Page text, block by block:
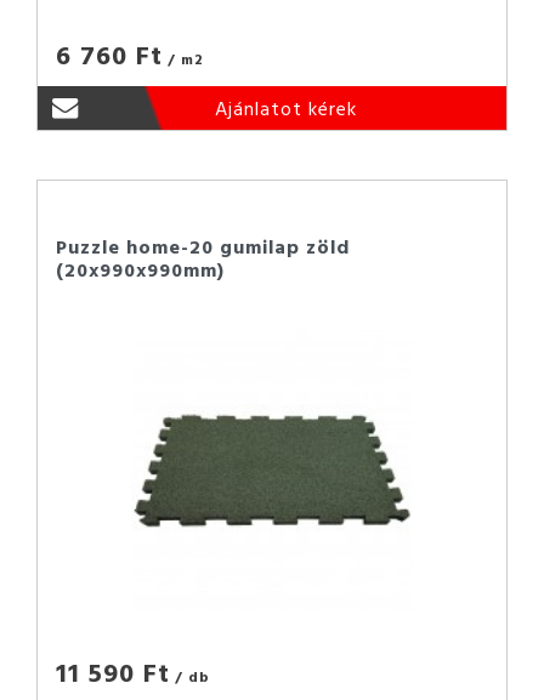
6 760 Ft / m2
Ajánlatot kérek
Puzzle home-20 gumilap zöld
(20x990x990mm)
11 590 Ft / db